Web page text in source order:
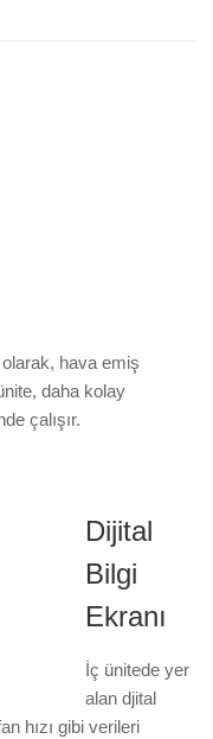
hava emiş
daha kolay
çalışır.
Dijital
Bilgi
Ekranı
İç ünitede yer
alan djital
hızı gibi verileri